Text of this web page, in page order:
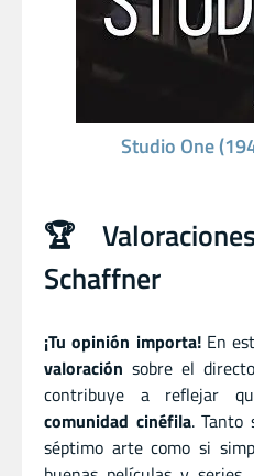
Studio One
🏆
Schaffner
¡Tu opinión importa!En
valoración sobre el
contribuye a reflejar
comunidad cinéfila. Tanto
séptimo arte como si